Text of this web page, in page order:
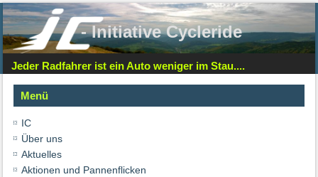
- Initiative Cycleride
Jeder Radfahrer ist ein Auto weniger im Stau....
Menü
IC
Über uns
Aktuelles
Aktionen und Pannenflicken